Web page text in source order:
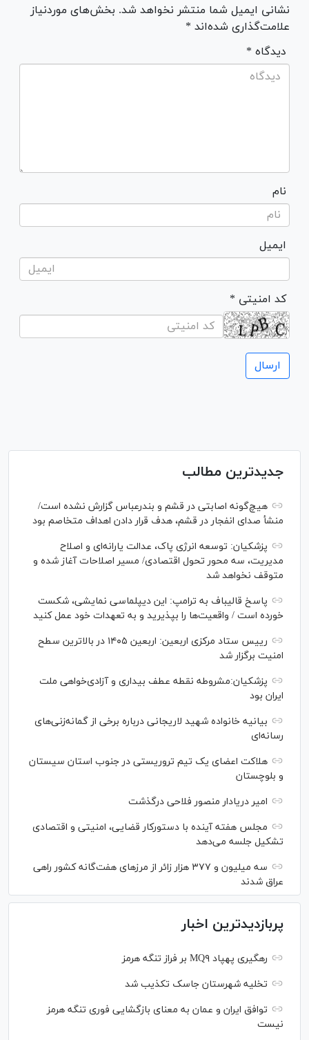
نشانی ایمیل شما منتشر نخواهد شد. بخش‌های موردنیاز
علامت‌گذاری شده‌اند *
* دیدگاه
نام
ایمیل
* کد امنیتی
جدیدترین مطالب
هیچ‌گونه اصابتی در قشم و بندرعباس گزارش نشده است/
منشأ صدای انفجار در قشم، هدف قرار دادن اهداف متخاصم بود
پزشکیان: توسعه انرژی پاک، عدالت یارانه‌ای و اصلاح
مدیریت، سه محور تحول اقتصادی/ مسیر اصلاحات آغاز شده و
متوقف نخواهد شد
پاسخ قالیباف به ترامپ: این دیپلماسی نمایشی، شکست
خورده است / واقعیت‌ها را بپذیرید و به تعهدات خود عمل کنید
رییس ستاد مرکزی اربعین: اربعین ۱۴۰۵ در بالاترین سطح
امنیت برگزار شد
پزشکیان:مشروطه نقطه عطف بیداری و آزادی‌خواهی ملت
ایران بود
بیانیه خانواده شهید لاریجانی درباره برخی از گمانه‌زنی‌های
رسانه‌ای
هلاکت اعضای یک تیم تروریستی در جنوب استان سیستان
و بلوچستان
امیر دریادار منصور فلاحی درگذشت
مجلس هفته آینده با دستورکار قضایی، امنیتی و اقتصادی
تشکیل جلسه می‌دهد
سه میلیون و ۳۷۷ هزار زائر از مرز‌های هفت‌گانه کشور راهی
عراق شدند
پربازدیدترین اخبار
رهگیری پهپاد MQ۹ بر فراز تنگه هرمز
تخلیه شهرستان جاسک تکذیب شد
توافق ایران و عمان به معنای بازگشایی فوری تنگه هرمز
نیست